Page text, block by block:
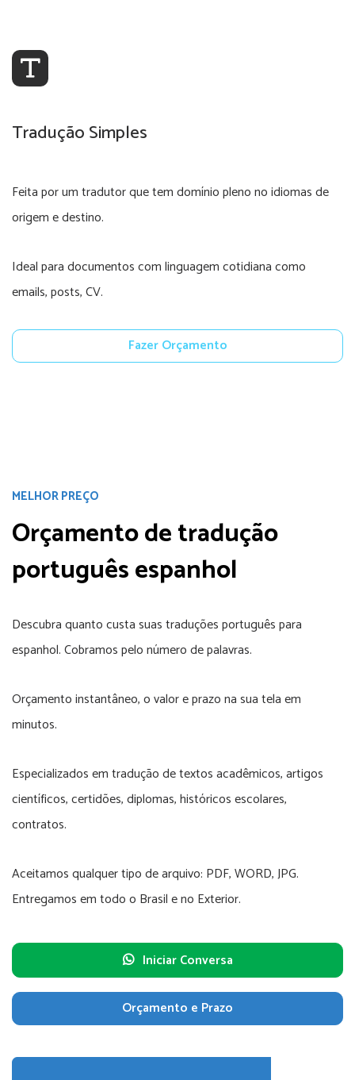
Tradução Simples
Feita por um tradutor que tem domínio pleno no idiomas de
origem e destino.
Ideal para documentos com linguagem cotidiana como
emails, posts, CV.
Fazer Orçamento
MELHOR PREÇO
Orçamento de tradução
português espanhol
Descubra quanto custa suas traduções português para
espanhol. Cobramos pelo número de palavras.
Orçamento instantâneo, o valor e prazo na sua tela em
minutos.
Especializados em tradução de textos acadêmicos, artigos
científicos, certidões, diplomas, históricos escolares,
contratos.
Aceitamos qualquer tipo de arquivo: PDF, WORD, JPG.
Entregamos em todo o Brasil e no Exterior.
Iniciar Conversa
Orçamento e Prazo